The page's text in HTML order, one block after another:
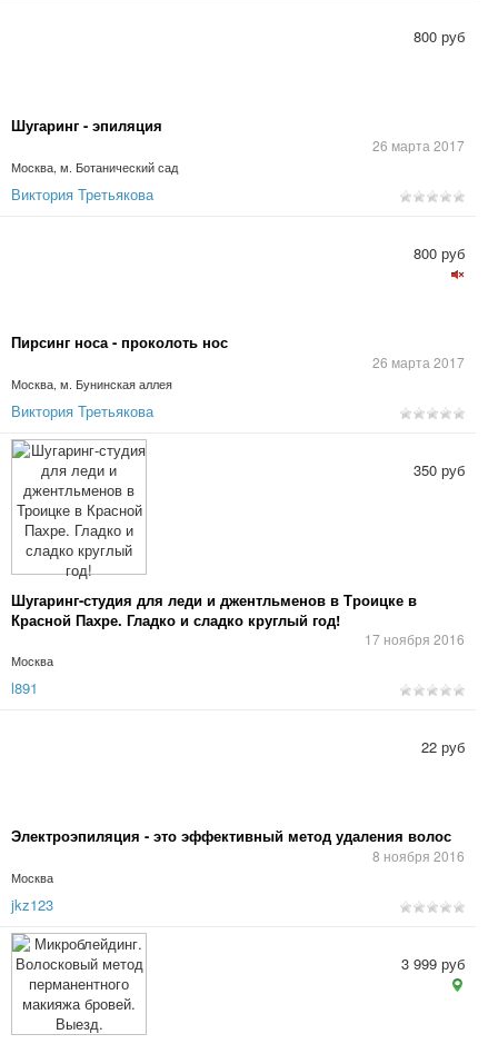
Шугаринг - эпиляция
26 марта 2017
Москва, м. Ботанический сад
800 руб
Виктория Третьякова
Пирсинг носа - проколоть нос
26 марта 2017
Москва, м. Бунинская аллея
800 руб
Виктория Третьякова
Шугаринг-студия для леди и джентльменов в Троицке в
Красной Пахре. Гладко и сладко круглый год!
17 ноября 2016
Москва
350 руб
l891
Электроэпиляция - это эффективный метод удаления волос
8 ноября 2016
Москва
22 руб
jkz123
3 999 руб